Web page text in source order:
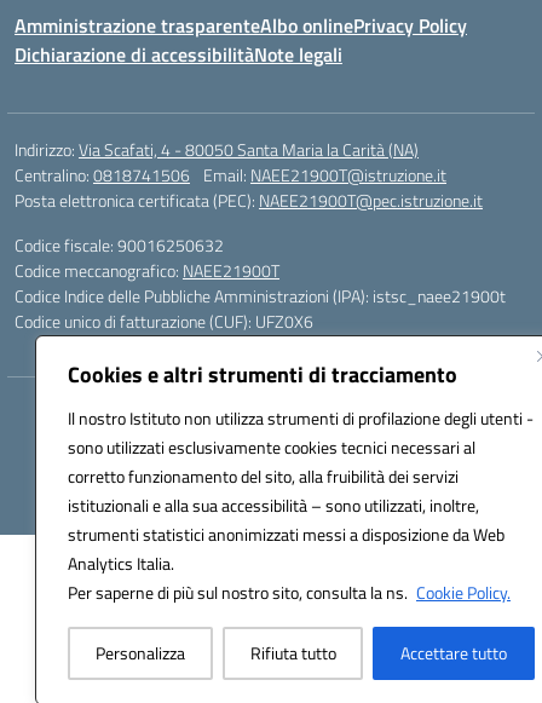
Cookies e altri strumenti di tracciamento
Il nostro Istituto non utilizza strumenti di profilazione degli utenti -
sono utilizzati esclusivamente cookies tecnici necessari al
corretto funzionamento del sito, alla fruibilità dei servizi
istituzionali e alla sua accessibilità – sono utilizzati, inoltre,
strumenti statistici anonimizzati messi a disposizione da Web
Analytics Italia.
Per saperne di più sul nostro sito, consulta la ns. Cookie Policy.
Personalizza Rifiuta tutto Accettare tutto
Amministrazione trasparenteAlbo onlinePrivacy Policy
Dichiarazione di accessibilitàNote legali
Indirizzo:Via Scafati, 4 - 80050 Santa Maria la Carità (NA)
Centralino:0818741506 Email: NAEE21900T@istruzione.it
Posta elettronica certificata (PEC): NAEE21900T@pec.istruzione.it
Codice fiscale: 90016250632
Codice meccanografico: NAEE21900T
Codice Indice delle Pubbliche Amministrazioni (IPA): istsc_naee21900t
Codice unico di fatturazione (CUF): UFZ0X6
Hosting & Powered by 3D Solution S.r.l.
Concept & Design by Designers Italia